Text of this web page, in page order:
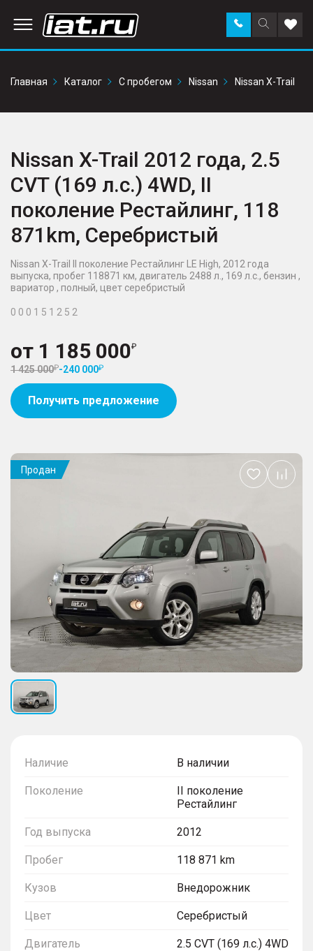
Поиск
по
Заказать
звонок в
Главная
Каталог С пробегом Nissan Nissan X-Trail
Nissan X-Trail 2012 года, 2.5
CVT (169 л.с.) 4WD, II
поколение Рестайлинг, 118
871km, Серебристый
Nissan X-Trail II поколение Рестайлинг LE High, 2012 года
выпуска, пробег 118871 км, двигатель 2488 л., 169 л.с., бензин ,
вариатор , полный, цвет серебристый
0 0 0 1 5 1 2 5 2
от 1 185 000
1 425 000 -240 000
Получить предложение
Наличие В наличии
Поколение
II поколение
Рестайлинг
Год выпуска 2012
Пробег 118 871 km
Кузов Внедорожник
Цвет Серебристый
Двигатель 2.5 CVT (169 л.с.) 4WD
Продан
Добавить
в